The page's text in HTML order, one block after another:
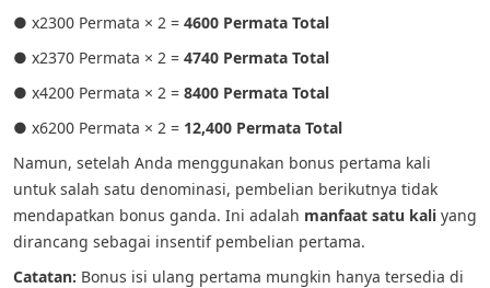
● x2300 Permata × 2 = 4600 Permata Total
● x2370 Permata × 2 = 4740 Permata Total
● x4200 Permata × 2 = 8400 Permata Total
● x6200 Permata × 2 = 12,400 Permata Total
Namun, setelah Anda menggunakan bonus pertama kali
untuk salah satu denominasi, pembelian berikutnya tidak
mendapatkan bonus ganda. Ini adalah manfaat satu kali yang
dirancang sebagai insentif pembelian pertama.
Catatan: Bonus isi ulang pertama mungkin hanya tersedia di